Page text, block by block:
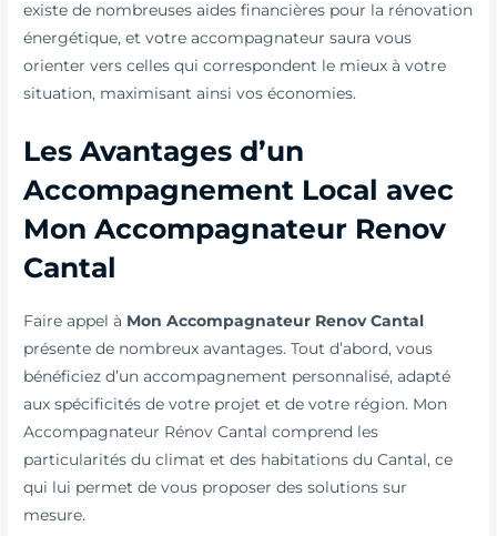
existe de nombreuses aides financières pour la rénovation
énergétique, et votre accompagnateur saura vous
orienter vers celles qui correspondent le mieux à votre
situation, maximisant ainsi vos économies.
Les Avantages d’un
Accompagnement Local avec
Mon Accompagnateur Renov
Cantal
Faire appel à Mon Accompagnateur Renov Cantal
présente de nombreux avantages. Tout d’abord, vous
bénéficiez d’un accompagnement personnalisé, adapté
aux spécificités de votre projet et de votre région. Mon
Accompagnateur Rénov Cantal comprend les
particularités du climat et des habitations du Cantal, ce
qui lui permet de vous proposer des solutions sur
mesure.